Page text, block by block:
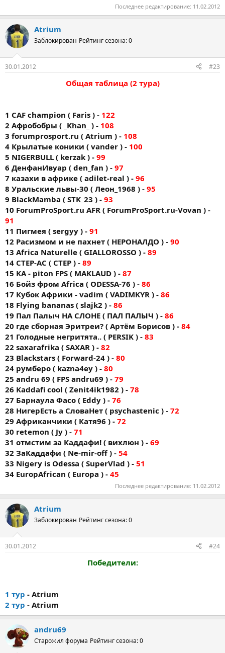
Последнее редактирование: 11.02.2012
Atrium
Заблокирован Рейтинг сезона: 0
30.01.2012 #23
Общая таблица (2 тура)
1 CAF champion ( Faris ) - 122
2 Афробобры ( _Khan_ ) - 108
3 forumprоsport.ru ( Atrium ) - 108
4 Крылатые коники ( vander ) - 100
5 NIGERBULL ( kerzak ) - 99
6 ДенфанИвуар ( den_fan ) - 97
7 казахи в африке ( adilet-real ) - 96
8 Уральские львы-30 ( Леон_1968 ) - 95
9 BlackMamba ( STK_23 ) - 93
10 ForumProSport.ru AFR ( ForumProSport.ru-Vovan ) -
91
11 Пигмея ( sergyy ) - 91
12 Расизмом и не пахнет ( НЕРОНАЛДО ) - 90
13 Africa Naturelle ( GIALLOROSSO ) - 89
14 CTEP-AC ( CTEP ) - 89
15 KA - piton FPS ( MAKLAUD ) - 87
16 Бойз фром Africa ( ODESSA-76 ) - 86
17 Кубок Африки - vadim ( VADIMKYR ) - 86
18 Flying bananas ( slajk2 ) - 86
19 Пал Палыч НА СЛОНЕ ( ПАЛ ПАЛЫЧ ) - 86
20 где сборная Эритреи? ( Артём Борисов ) - 84
21 Голодные негритята.. ( PERSIK ) - 83
22 saxarafrika ( SAXAR ) - 82
23 Blackstars ( Forward-24 ) - 80
24 румберо ( kazna4ey ) - 80
25 andru 69 ( FPS andru69 ) - 79
26 Kaddafi cool ( Zenit4ik1982 ) - 78
27 Барнаула Фасо ( Eddy ) - 76
28 НигерЕсть а СловаНет ( psychastenic ) - 72
29 Африканчики ( Катя96 ) - 72
30 retemon ( Jy ) - 71
31 отмстим за Каддафи! ( вихлюн ) - 69
32 ЗаКаддафи ( Ne-mir-off ) - 54
33 Nigery is Odessa ( SuperVlad ) - 51
34 EuropAfrican ( Europa ) - 45
Последнее редактирование: 11.02.2012
Atrium
Заблокирован Рейтинг сезона: 0
30.01.2012 #24
Победители:
1 тур - Atrium
2 тур - Atrium
andru69
Старожил форума Рейтинг сезона: 0